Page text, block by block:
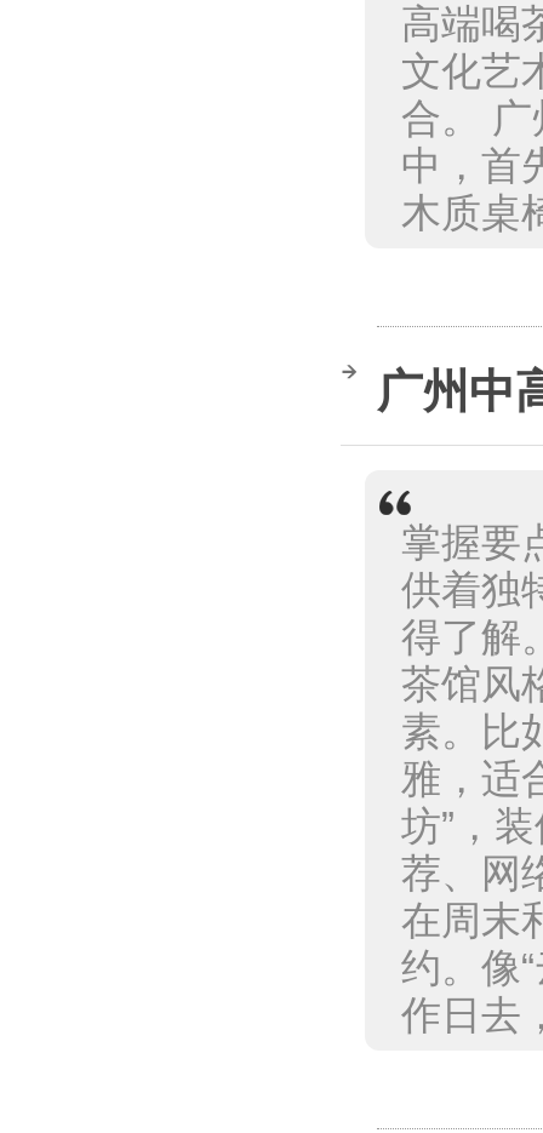
高端喝
文化艺
合。
中，首
木质桌
广州中
掌握要
供着独
得了解
茶馆风
素。比
雅，适
坊”，
荐、网
在周末
约。像
作日去